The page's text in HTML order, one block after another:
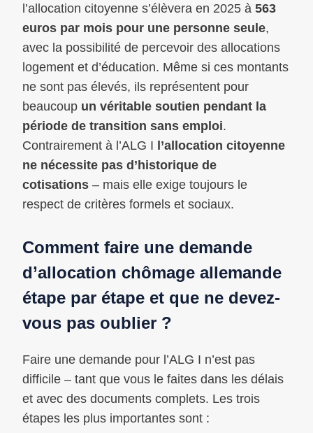
l’allocation citoyenne s’élèvera en 2025 à 563
euros par mois pour une personne seule,
avec la possibilité de percevoir des allocations
logement et d’éducation. Même si ces montants
ne sont pas élevés, ils représentent pour
beaucoup un véritable soutien pendant la
période de transition sans emploi.
Contrairement à l’ALG I l’allocation citoyenne
ne nécessite pas d’historique de
cotisations – mais elle exige toujours le
respect de critères formels et sociaux.
Comment faire une demande
d’allocation chômage allemande
étape par étape et que ne devez-
vous pas oublier ?
Faire une demande pour l’ALG I n’est pas
difficile – tant que vous le faites dans les délais
et avec des documents complets. Les trois
étapes les plus importantes sont :